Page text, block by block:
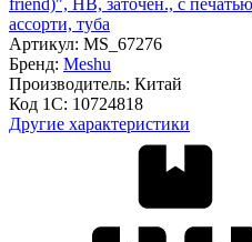
ассорти, туба
Артикул: MS_67276
Бренд: Meshu
Производитель: Китай
Код 1С: 10724818
Другие характеристики